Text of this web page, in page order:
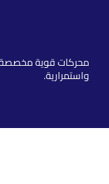
محركات قوية مخصصة
واستمرارية.